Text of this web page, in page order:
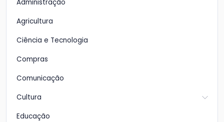
Administração
Agricultura
Ciência e Tecnologia
Compras
Comunicação
Cultura
Educação